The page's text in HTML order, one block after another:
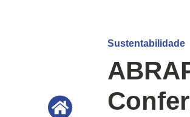
Sustentabilidade